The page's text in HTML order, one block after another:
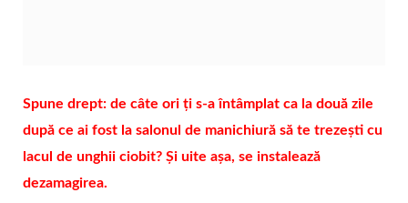
Spune drept: de câte ori ți s-a întâmplat ca la două zile
după ce ai fost la salonul de manichiură să te trezești cu
lacul de unghii ciobit? Și uite așa, se instalează
dezamagirea.